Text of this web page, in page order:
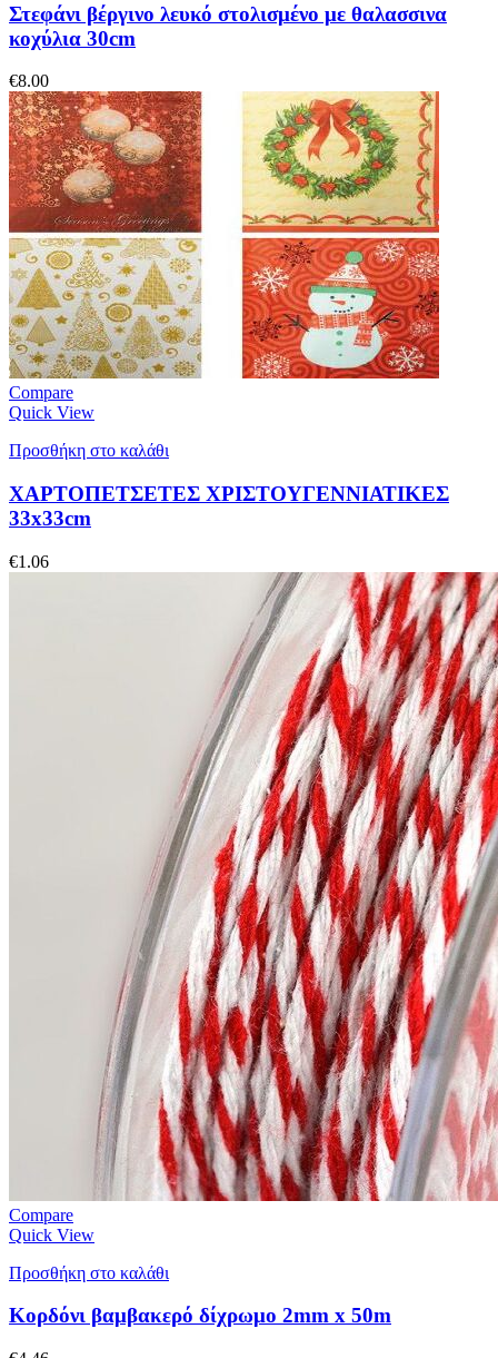
Στεφάνι βέργινο λευκό στολισμένο με θαλασσινα
κοχύλια 30cm
€8.00
Compare
Quick View
Προσθήκη στο καλάθι
ΧΑΡΤΟΠΕΤΣΕΤΕΣ ΧΡΙΣΤΟΥΓΕΝΝΙΑΤΙΚΕΣ
33x33cm
€1.06
Compare
Quick View
Προσθήκη στο καλάθι
Κορδόνι βαμβακερό δίχρωμο 2mm x 50m